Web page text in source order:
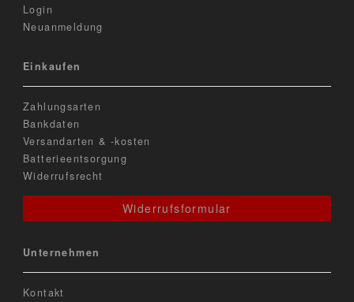
Login
Neuanmeldung
Einkaufen
Zahlungsarten
Bankdaten
Versandarten & -kosten
Batterieentsorgung
Widerrufsrecht
Widerrufsformular
Unternehmen
Kontakt